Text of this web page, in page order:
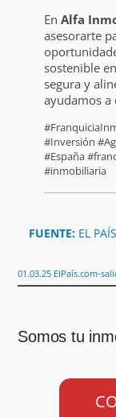
En Alfa
asesorarte
sostenible
segura y
ayudamos a
#Inversión
#España
#inmobiliaria
FUENTE: EL
01.03.25 ElPaís.com-
Somos tu